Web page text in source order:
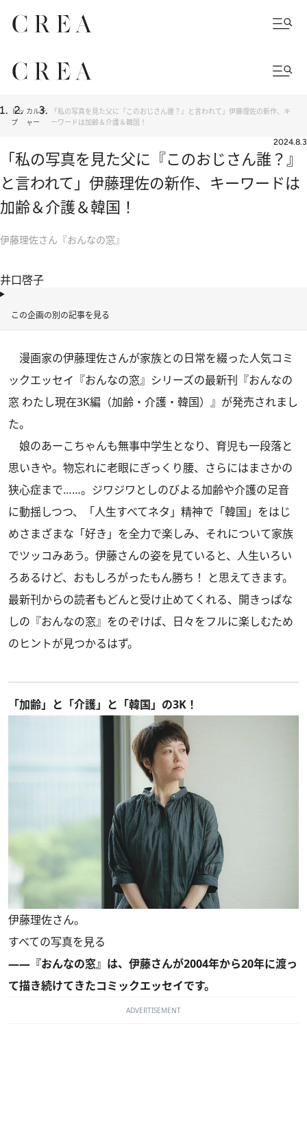
トッ
プ
カルチ
ャー
「私の写真を見た父に『このおじさん誰？』と言われて」伊藤理佐の新作、キ
ーワードは加齢＆介護＆韓国！
2024.8.3
「私の写真を見た父に『このおじさん誰？』
と言われて」伊藤理佐の新作、キーワードは
加齢＆介護＆韓国！
伊藤理佐さん『おんなの窓』
井口啓子
この企画の別の記事を見る
漫画家の伊藤理佐さんが家族との日常を綴った人気コミ
ックエッセイ『おんなの窓』シリーズの最新刊 『おんなの
窓 わたし現在3K編（加齢・介護・韓国）』 が発売されまし
た。
娘のあーこちゃんも無事中学生となり、育児も一段落と
思いきや。物忘れに老眼にぎっくり腰、さらにはまさかの
狭心症まで……。ジワジワとしのびよる加齢や介護の足音
に動揺しつつ、「人生すべてネタ」精神で「韓国」をはじ
めさまざまな「好き」を全力で楽しみ、それについて家族
でツッコみあう。伊藤さんの姿を見ていると、人生いろい
ろあるけど、おもしろがったもん勝ち！ と思えてきます。
最新刊からの読者もどんと受け止めてくれる、開きっぱな
しの『おんなの窓』をのぞけば、日々をフルに楽しむため
のヒントが見つかるはず。
「加齢」と「介護」と「韓国」の3K！
伊藤理佐さん。
すべての写真を見る
――『おんなの窓』は、伊藤さんが2004年から20年に渡っ
て描き続けてきたコミックエッセイです。
ADVERTISEMENT